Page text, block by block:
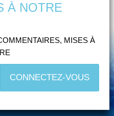
À NOTRE
MISES À